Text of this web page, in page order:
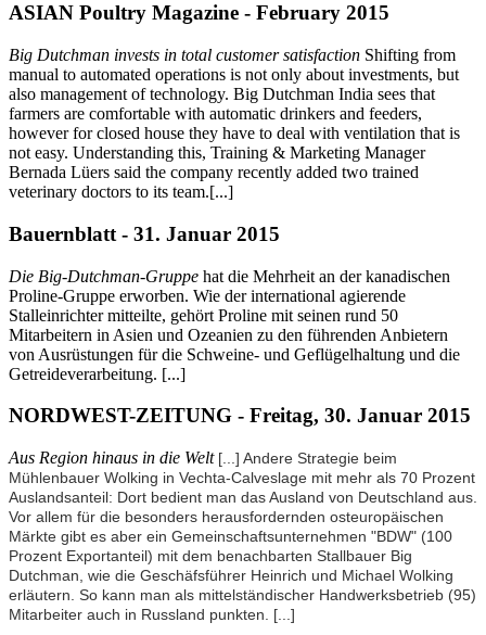
ASIAN Poultry Magazine - February 2015
Big Dutchman invests in total customer satisfaction Shifting from
manual to automated operations is not only about investments, but
also management of technology. Big Dutchman India sees that
farmers are comfortable with automatic drinkers and feeders,
however for closed house they have to deal with ventilation that is
not easy. Understanding this, Training & Marketing Manager
Bernada Lüers said the company recently added two trained
veterinary doctors to its team.[...]
Bauernblatt - 31. Januar 2015
Die Big-Dutchman-Gruppe hat die Mehrheit an der kanadischen
Proline-Gruppe erworben. Wie der international agierende
Stalleinrichter mitteilte, gehört Proline mit seinen rund 50
Mitarbeitern in Asien und Ozeanien zu den führenden Anbietern
von Ausrüstungen für die Schweine- und Geflügelhaltung und die
Getreideverarbeitung. [...]
NORDWEST-ZEITUNG - Freitag, 30. Januar 2015
Aus Region hinaus in die Welt [...] Andere Strategie beim
Mühlenbauer Wolking in Vechta-Calveslage mit mehr als 70 Prozent
Auslandsanteil: Dort bedient man das Ausland von Deutschland aus.
Vor allem für die besonders herausfordernden osteuropäischen
Märkte gibt es aber ein Gemeinschaftsunternehmen "BDW" (100
Prozent Exportanteil) mit dem benachbarten Stallbauer Big
Dutchman, wie die Geschäfsführer Heinrich und Michael Wolking
erläutern. So kann man als mittelständischer Handwerksbetrieb (95)
Mitarbeiter auch in Russland punkten. [...]